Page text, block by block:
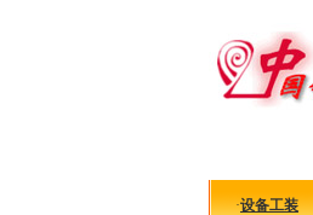
·设备工装